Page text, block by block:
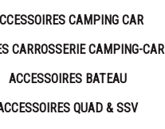
CAMPING CAR
CARROSSERIE CAMPING-CAR
ACCESSOIRES BATEAU
QUAD & SSV